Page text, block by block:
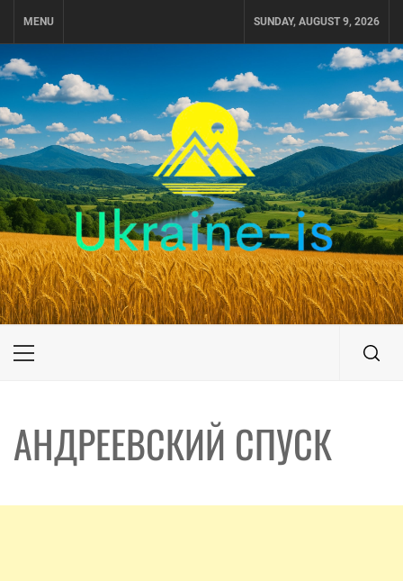
MENU SUNDAY, AUGUST 9, 2026
UKRAINE-IS
ПУТЕШЕСТВИЕ ПО УКРАИНЕ
Primary
АНДРЕЕВСКИЙ СПУСК